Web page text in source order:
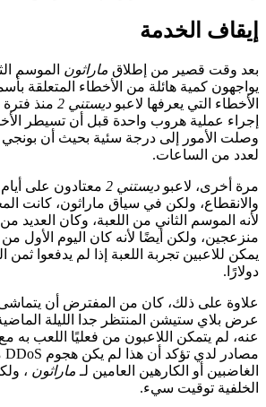
إيقاف الخدمة
بعد وقت قصير من إطلاق ماراثون الموسم
يواجهون كمية هائلة من الأخطاء المتعلقة
الأخطاء التي يعرفها لاعبو ديستني 2
منذ
إجراء عملية هروب واحدة قبل أن تسيطر
وصلت الأمور إلى درجة سئية بحيث أن بونجي
لعدد من الساعات.
مرة أخرى، لاعبو ديستني 2
معتادون على
والانقطاع، ولكن في سياق ماراثون، كانت
لأنه الموسم الثاني من اللعبة، وكان العديد من
منزعجين، ولكن أيضًا لأنه كان اليوم الأول
دولارًا.
علاوة على ذلك، كان من المفترض أن
عرض بلاي ستيشن المنتظر جدا الليلة
عنه، لم يتمكن اللاعبون من فعليًا اللعب به
مصادر لدي تؤكد أن هذا لم يكن هجوم DDoS من لاعبي
الغاضبين أو الكارهين العامين لـ ماراثون ،
الخلفية توقيت سيء.